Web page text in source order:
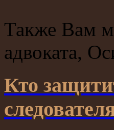
Также Вам
адвоката,
Кто